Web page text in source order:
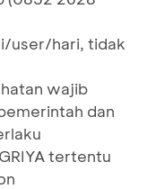
user/hari, tidak
wajib
dan
tertentu